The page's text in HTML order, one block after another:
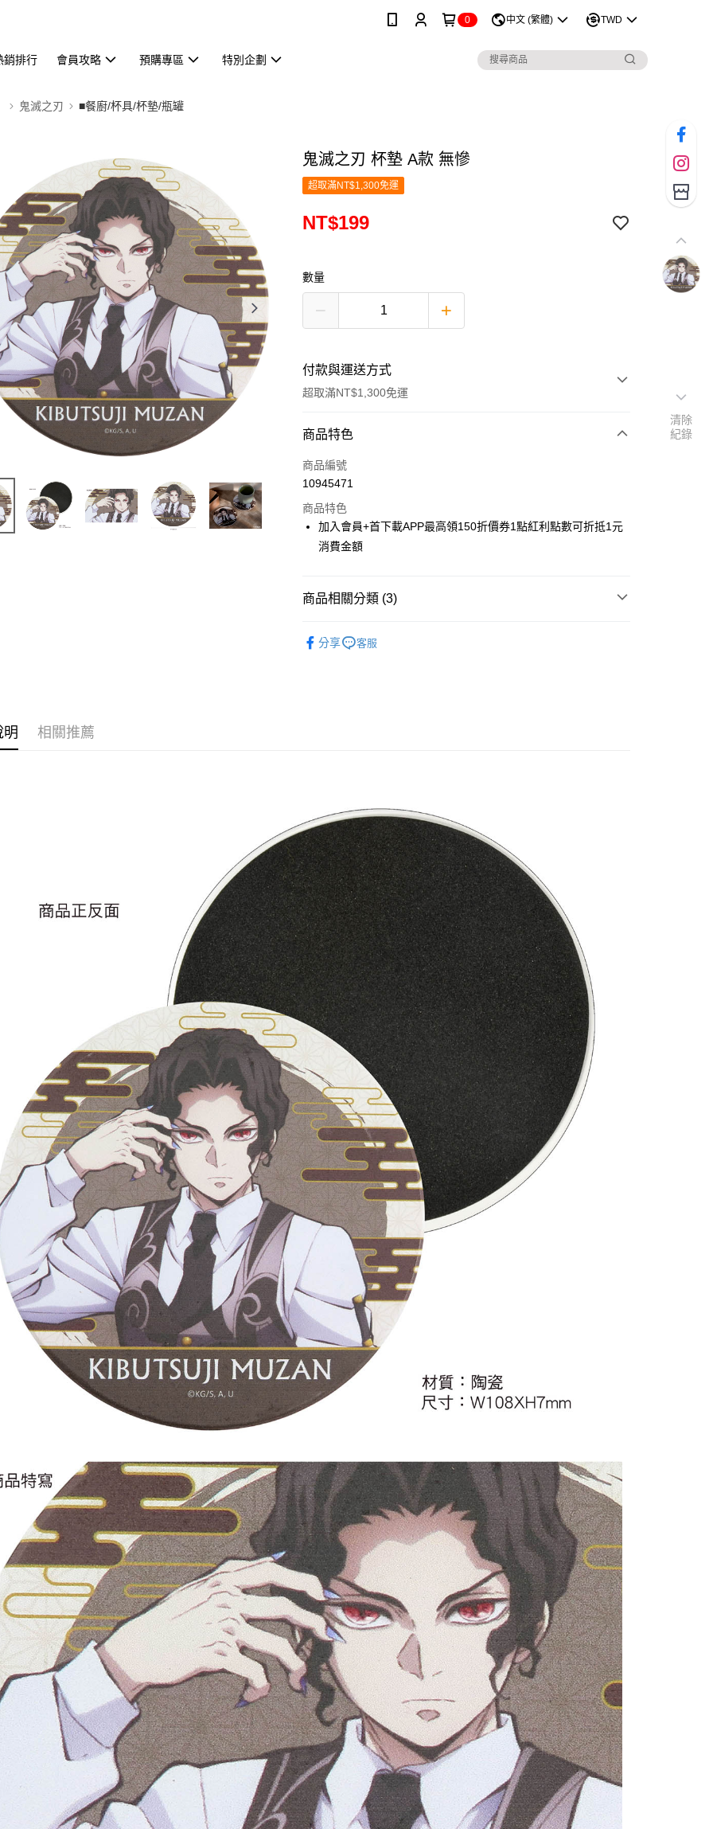
0 中文 (繁體) TWD
銷排行 會員攻略 預購專區 特別企劃
鬼滅之刃 ■餐廚/杯具/杯墊/瓶罐
鬼滅之刃 杯墊 A款 無慘
超取滿NT$1,300免運
NT$199
數量
付款與運送方式
超取滿NT$1,300免運
付款方式
信用卡一次付款
LINE Pay
Apple Pay
ATM付款
每筆NT$65，滿NT$1,300(含以上)免運費
(不開放使用，請勿選取）
每筆NT$9,999
7-11取貨付款
每筆NT$65，滿NT$1,300(含以上)免運費
付款後7-11取貨
每筆NT$65，滿NT$1,300(含以上)免運費
宅配-木棉花樂園專用
每筆NT$100，滿NT$1,300(含以上)免運費
宅配-離島(澎湖/金門/馬祖)-木棉花樂園專用
每筆NT$220
黑貓宅配-貨到付款
每筆NT$150
商品特色
商品編號
10945471
商品特色
加入會員+首下載APP最高領150折價券1點紅利點數可折抵1元
消費金額
商品相關分類 (3)
刃
■餐廚/杯具/杯墊/瓶罐
分享 客服
明 相關推薦
清除
紀錄